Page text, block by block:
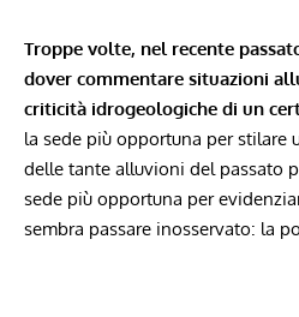
Troppe volte, nel recente
dover commentare situazioni
criticità idrogeologiche di un
la sede più opportuna per stilare
delle tante alluvioni del passato
sede più opportuna per
sembra passare inosservato: la